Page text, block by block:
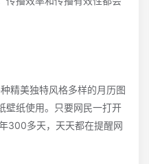
精美独特风格多样的月历图
壁纸使用。只要网民一打开
300多天，天天都在提醒网